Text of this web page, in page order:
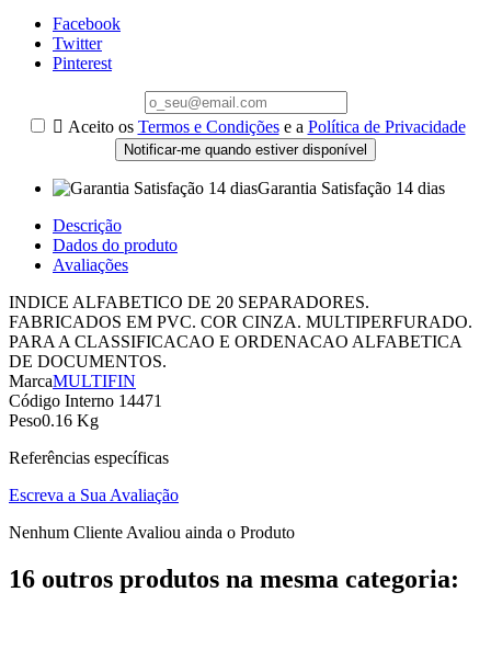
Facebook
Twitter
Pinterest
 Aceito os Termos e Condiçõese a Política de Privacidade
Notificar-me quando estiver disponível
Garantia Satisfação 14 dias
Descrição
Dados do produto
Avaliações
INDICE ALFABETICO DE 20 SEPARADORES.
FABRICADOS EM PVC. COR CINZA. MULTIPERFURADO.
PARA A CLASSIFICACAO E ORDENACAO ALFABETICA
DE DOCUMENTOS.
MarcaMULTIFIN
Código Interno 14471
Peso0.16 Kg
Referências específicas
Escreva a Sua Avaliação
Nenhum Cliente Avaliou ainda o Produto
16 outros produtos na mesma categoria: